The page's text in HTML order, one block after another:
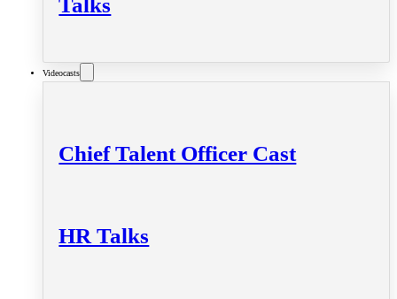
Talks
Videocasts
Chief Talent Officer Cast
HR Talks